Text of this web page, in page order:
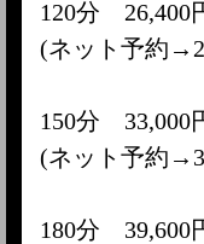
120分 26,400
(ネット予約
150分 33,000
(ネット予約
180分 39,600